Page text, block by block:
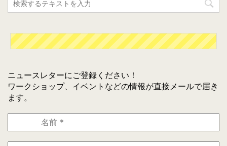
ニュースレターにご登録ください！
ワークショップ、イベントなどの情報が直接メールで届き
ます。
前
*